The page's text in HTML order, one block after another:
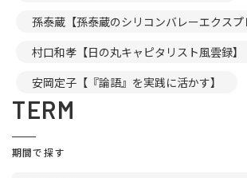
孫泰蔵【孫泰蔵のシリコンバレーエクスプ
村口和孝【日の丸キャピタリスト風雲録】
安岡定子【『論語』を実践に活かす】
TERM
期間で探す